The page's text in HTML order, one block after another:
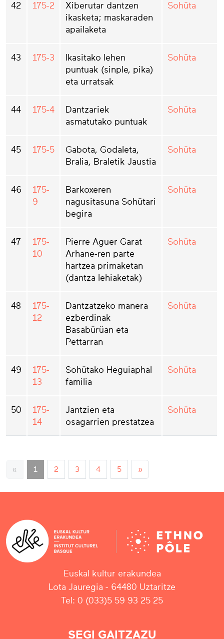
42 175-2
Xiberutar dantzen
ikasketa; maskaraden
apailaketa
Sohüta
43 175-3
Ikasitako lehen
puntuak (sinple, pika)
eta urratsak
Sohüta
44 175-4
Dantzariek
asmatutako puntuak
Sohüta
45 175-5
Gabota, Godaleta,
Bralia, Braletik Jaustia
Sohüta
46
175-
9
Barkoxeren
nagusitasuna Sohütari
begira
Sohüta
47
175-
10
Pierre Aguer Garat
Arhane-ren parte
hartzea primaketan
(dantza lehiaketak)
Sohüta
48
175-
12
Dantzatzeko manera
ezberdinak
Basabürüan eta
Pettarran
Sohüta
49
175-
13
Sohütako Heguiaphal
familia
Sohüta
50
175-
14
Jantzien eta
osagarrien prestatzea
Sohüta
« 1 2 3 4 5 »
Euskal kultur erakundea
Lota Jauregia - 64480 Uztaritze
Tel: 0 (033)5 59 93 25 25
SEGI GAITZAZU